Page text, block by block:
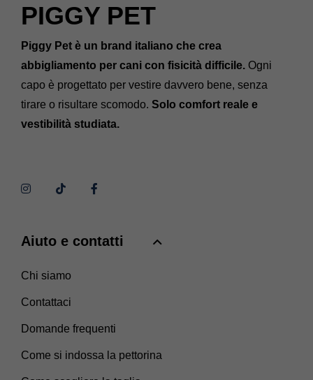
PIGGY PET
Piggy Pet è un brand italiano che crea
abbigliamento per cani con fisicità difficile. Ogni
capo è progettato per vestire davvero bene, senza
tirare o risultare scomodo. Solo comfort reale e
vestibilità studiata.
Aiuto e contatti
Chi siamo
Contattaci
Domande frequenti
Come si indossa la pettorina